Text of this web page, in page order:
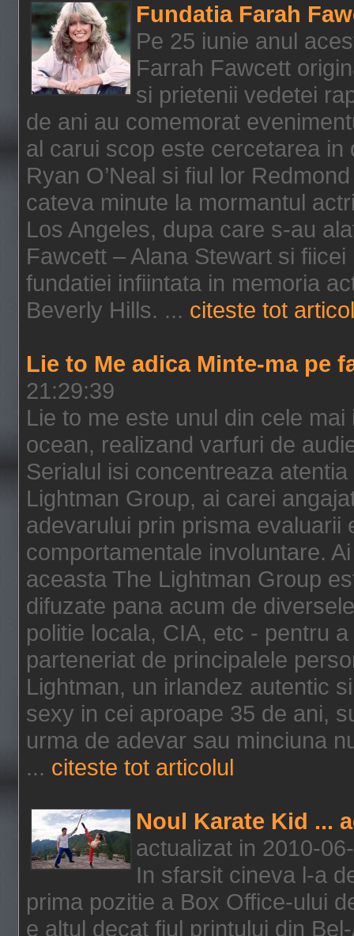
Fundatia Farah
Pe 25 iunie anul
Farrah Fawcett
si prietenii vedetei
de ani au comemorat
al carui scop este cercetarea
Ryan O’Neal si fiul lor
cateva minute la mormantul
Los Angeles, dupa care s-au
Fawcett – Alana Stewart si fiicei
fundatiei infiintata in memoria
Beverly Hills. ... citeste tot
Lie to Me adica Minte-ma pe
21:29:39
Lie to me este unul din cele
ocean, realizand varfuri de
Serialul isi concentreaza
Lightman Group, ai carei
adevarului prin prisma evaluarii
comportamentale involuntare.
aceasta The Lightman Group
difuzate pana acum de
politie locala, CIA, etc - pentru
parteneriat de principalele
Lightman, un irlandez autentic
sexy in cei aproape 35 de ani,
urma de adevar sau minciuna
... citeste tot articolul
Noul Karate Kid ...
actualizat in 2010-
In sfarsit cineva l-a
prima pozitie a Box Office-ului
e altul decat fiul printului din